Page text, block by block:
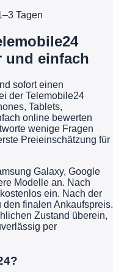
Tagen
und einfach
sofort einen
der Telemobile24
Tablets,
online bewerten
wenige Fragen
Preieinschätzung für
Galaxy, Google
Modelle an. Nach
ein. Nach der
den finalen Ankaufspreis.
Zustand überein,
per